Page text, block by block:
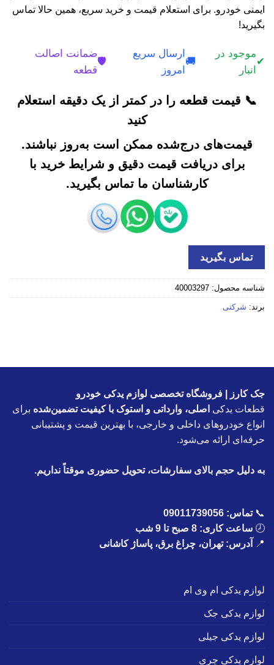
ایمنی خودرو. برای استعلام قیمت و خرید سریع، همین حالا تماس
بگیرید!
✔
موجود در
انبار
🚚
ارسال سریع
امروز
🛡️
ضمانت اصالت
قطعه
📞 قیمت قطعه را در کمتر از یک دقیقه استعلام
کنید
قیمت‌های درج‌شده ممکن است به‌روز نباشند.
برای دریافت قیمت دقیق و شرایط خرید با
کارشناسان ما تماس بگیرید.
تماس بگیرید
شناسه محصول: 40003297
برند: شرکتی
جک کارز | فروشگاه تخصصی لوازم یدکی خودرو
قطعات یدکی اصلی، وارداتی و استوک با کیفیت تضمین‌شده برای
انواع خودروهای داخلی و خارجی، با بهترین قیمت و پشتیبانی
حرفه‌ای ارائه می‌شود.
به دلیل حجم بالای سفارشات، تحویل حضوری موقتاً نداریم.
📞تماس: 09011739056
🕗 ساعت کاری: 8 صبح تا 9 شب
📍
آدرس: تهران، چراغ برق، پاساژ کاشانی
لوازم یدکی ام وی ام
لوازم یدکی جک
لوازم یدکی جیلی
لوازم یدکی چری